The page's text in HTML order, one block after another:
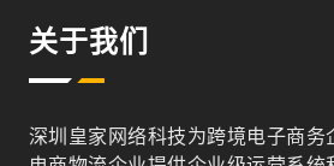
关于我们
深圳皇家网络科技为跨境电子商务